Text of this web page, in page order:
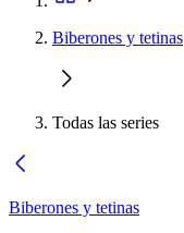
Biberones y tetinas
Todas las series
Biberones y tetinas